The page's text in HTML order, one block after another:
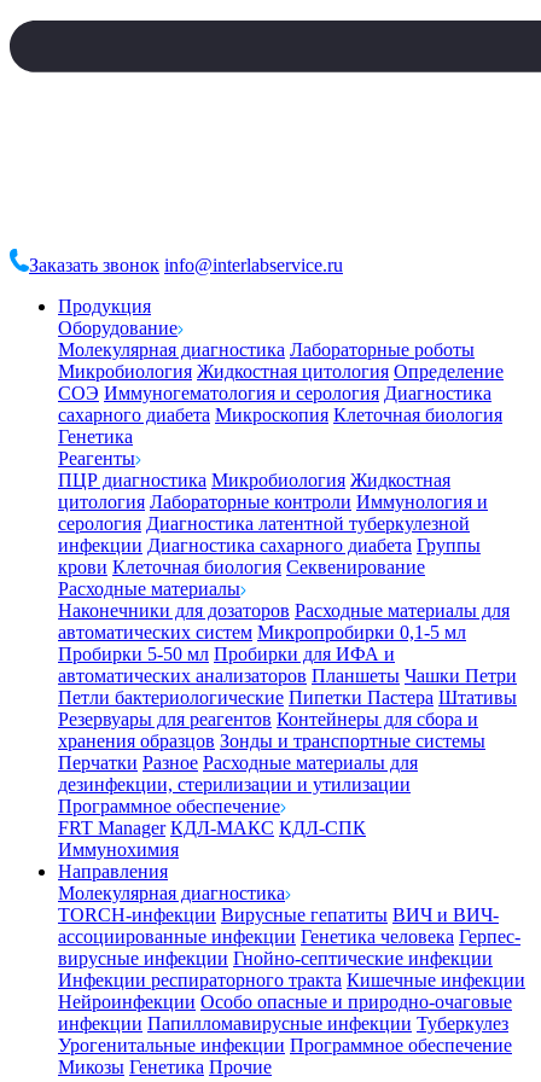
Заказать звонок info@interlabservice.ru
Продукция
Оборудование
Молекулярная диагностика Лабораторные роботы
Микробиология Жидкостная цитология Определение
СОЭ Иммуногематология и серология Диагностика
сахарного диабета Микроскопия Клеточная биология
Генетика
Реагенты
ПЦР диагностика Микробиология Жидкостная
цитология Лабораторные контроли Иммунология и
серология Диагностика латентной туберкулезной
инфекции Диагностика сахарного диабета Группы
крови Клеточная биология Секвенирование
Расходные материалы
Наконечники для дозаторов Расходные материалы для
автоматических систем Микропробирки 0,1-5 мл
Пробирки 5-50 мл Пробирки для ИФА и
автоматических анализаторов Планшеты Чашки Петри
Петли бактериологические Пипетки Пастера Штативы
Резервуары для реагентов Контейнеры для сбора и
хранения образцов Зонды и транспортные системы
Перчатки Разное Расходные материалы для
дезинфекции, стерилизации и утилизации
Программное обеспечение
FRT Manager КДЛ-МАКС КДЛ-СПК
Иммунохимия
Направления
Молекулярная диагностика
TORCH-инфекции Вирусные гепатиты ВИЧ и ВИЧ-
ассоциированные инфекции Генетика человека Герпес-
вирусные инфекции Гнойно-септические инфекции
Инфекции респираторного тракта Кишечные инфекции
Нейроинфекции Особо опасные и природно-очаговые
инфекции Папилломавирусные инфекции Туберкулез
Урогенитальные инфекции Программное обеспечение
Микозы Генетика Прочие